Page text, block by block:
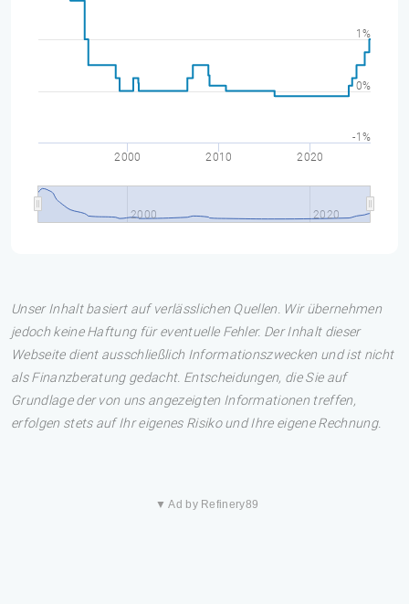
2000 2010 2020
2000 2020
-1%
0%
1%
Unser Inhalt basiert auf verlässlichen Quellen. Wir übernehmen
jedoch keine Haftung für eventuelle Fehler. Der Inhalt dieser
Webseite dient ausschließlich Informationszwecken und ist nicht
als Finanzberatung gedacht. Entscheidungen, die Sie auf
Grundlage der von uns angezeigten Informationen treffen,
erfolgen stets auf Ihr eigenes Risiko und Ihre eigene Rechnung.
▼ Ad by Refinery89